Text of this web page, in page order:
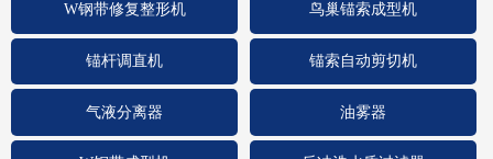
W钢带修复整形机 鸟巢锚索成型机
锚杆调直机 锚索自动剪切机
气液分离器 油雾器